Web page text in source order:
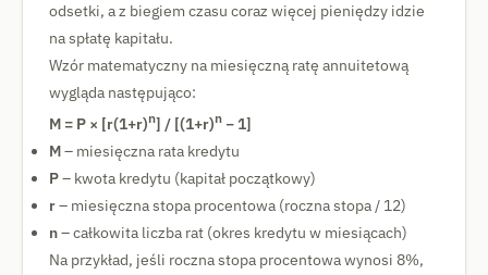
odsetki, a z biegiem czasu coraz więcej pieniędzy idzie
na spłatę kapitału.
Wzór matematyczny na miesięczną ratę annuitetową
wygląda następująco:
M = P × [r(1+r)n] / [(1+r)n − 1]
M– miesięczna rata kredytu
P– kwota kredytu (kapitał początkowy)
r– miesięczna stopa procentowa (roczna stopa / 12)
n– całkowita liczba rat (okres kredytu w miesiącach)
Na przykład, jeśli roczna stopa procentowa wynosi 8%,